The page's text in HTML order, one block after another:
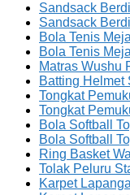
Sandsack
Sandsack
Bola Tenis
Bola Tenis
Matras Wushu
Batting Helmet
Tongkat
Tongkat
Bola Softball
Bola Softball
Ring Basket
Tolak Peluru
Karpet